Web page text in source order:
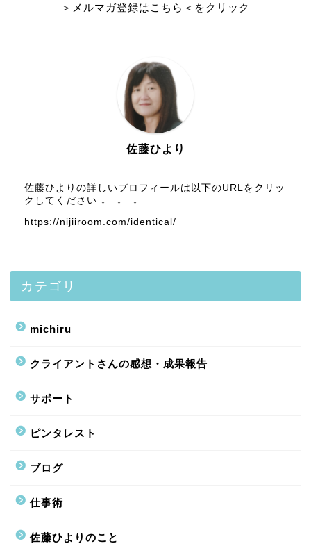
＞メルマガ登録はこちら＜をクリック
佐藤ひより
佐藤ひよりの詳しいプロフィールは以下のURLをクリッ
クしてください ↓ ↓ ↓
https://nijiiroom.com/identical/
カテゴリ
michiru
クライアントさんの感想・成果報告
サポート
ピンタレスト
ブログ
仕事術
佐藤ひよりのこと